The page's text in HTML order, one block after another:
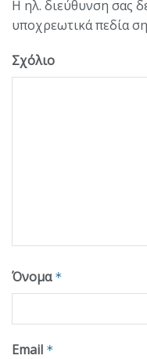
Η ηλ. διεύθυνση σας
υποχρεωτικά πεδία
Σχόλιο
Όνομα *
Email *